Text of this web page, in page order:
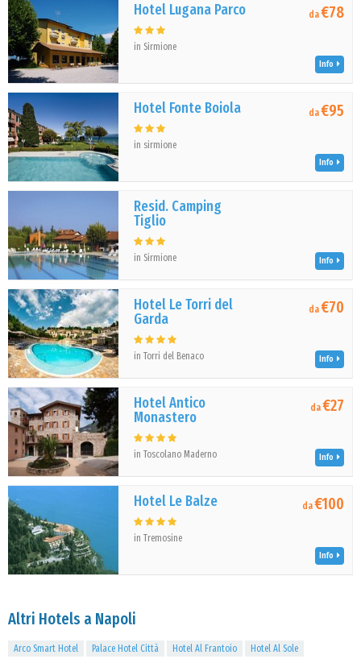
Hotel Lugana Parco
in Sirmione
da€78
Info
Hotel Fonte Boiola
in sirmione
da€95
Info
Resid. Camping
Tiglio
in Sirmione Info
Hotel Le Torri del
Garda
in Torri del Benaco
da€70
Info
Hotel Antico
Monastero
in Toscolano Maderno
da€27
Info
Hotel Le Balze
in Tremosine
da€100
Info
Altri Hotels a Napoli
Arco Smart Hotel Palace Hotel Città Hotel Al Frantoio Hotel Al Sole